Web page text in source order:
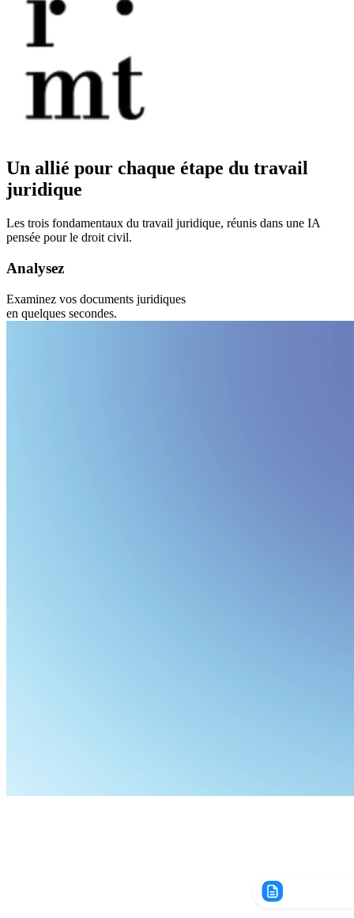
Un allié pour chaque étape du travail
juridique
Les trois fondamentaux du travail juridique, réunis dans une IA
pensée pour le droit civil.
Analysez
Examinez vos documents juridiques
en quelques secondes.